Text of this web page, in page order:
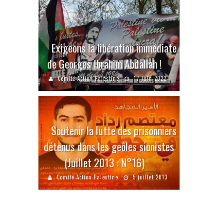
Exigeons la libération immédiate
de Georges Ibrahim Abdallah !
Comité Action Palestine 17 juin 2022
Soutenir la lutte des prisonniers
détenus dans les geôles sionistes
(Juillet 2013 : N°16)
Comité Action Palestine 5 juillet 2013